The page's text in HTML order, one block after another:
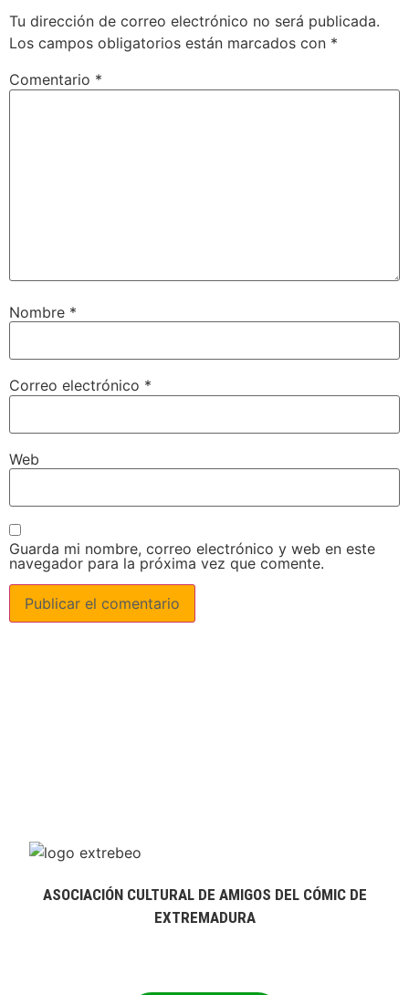
Tu dirección de correo electrónico no será publicada.
Los campos obligatorios están marcados con *
Comentario *
Nombre *
Correo electrónico *
Web
Guarda mi nombre, correo electrónico y web en este
navegador para la próxima vez que comente.
ASOCIACIÓN CULTURAL DE AMIGOS DEL CÓMIC DE
EXTREMADURA